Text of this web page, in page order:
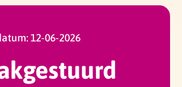
Anouk
12-06-2026